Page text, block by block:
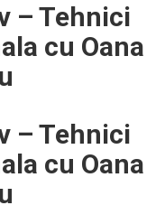
– Tehnici
cu Oana
– Tehnici
cu Oana